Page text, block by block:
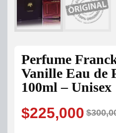
Perfume
Vanille Eau de
100ml – Unisex
$
Original
$225,000
Current